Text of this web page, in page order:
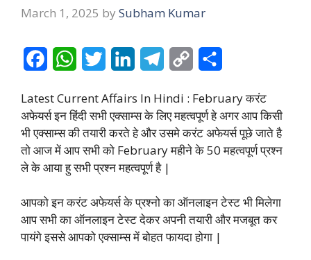
March 1, 2025 by Subham Kumar
c
e
b
o
o
k
W
a
t
s
A
p
p
i
t
t
e
r
n
k
e
d
I
n
l
e
g
r
a
m
p
y
L
n
k
a
r
e
Latest Current Affairs In Hindi : February करंट
अफेयर्स इन हिंदी सभी एक्साम्स के लिए महत्वपूर्ण हे अगर आप किसी
भी एक्साम्स की तयारी करते हे और उसमे करंट अफेयर्स पूछे जाते है
तो आज में आप सभी को February महीने के 50 महत्वपूर्ण प्रश्न
ले के आया हु सभी प्रश्न महत्वपूर्ण है |
आपको इन करंट अफेयर्स के प्रश्नो का ऑनलाइन टेस्ट भी मिलेगा
आप सभी का ऑनलाइन टेस्ट देकर अपनी तयारी और मजबूत कर
पायंगे इससे आपको एक्साम्स में बोहत फायदा होगा |